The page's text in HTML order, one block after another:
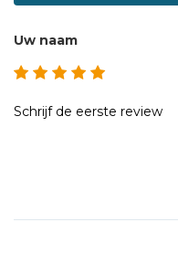
Uw naam
Schrijf de eerste review